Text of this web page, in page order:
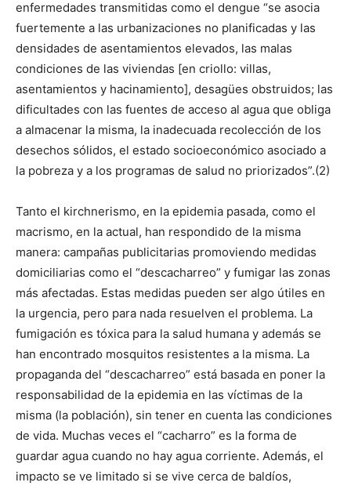
enfermedades transmitidas como el dengue “se asocia
fuertemente a las urbanizaciones no planificadas y las
densidades de asentamientos elevados, las malas
condiciones de las viviendas [en criollo: villas,
asentamientos y hacinamiento], desagües obstruidos; las
dificultades con las fuentes de acceso al agua que obliga
a almacenar la misma, la inadecuada recolección de los
desechos sólidos, el estado socioeconómico asociado a
la pobreza y a los programas de salud no priorizados”.(2)
Tanto el kirchnerismo, en la epidemia pasada, como el
macrismo, en la actual, han respondido de la misma
manera: campañas publicitarias promoviendo medidas
domiciliarias como el “descacharreo” y fumigar las zonas
más afectadas. Estas medidas pueden ser algo útiles en
la urgencia, pero para nada resuelven el problema. La
fumigación es tóxica para la salud humana y además se
han encontrado mosquitos resistentes a la misma. La
propaganda del “descacharreo” está basada en poner la
responsabilidad de la epidemia en las víctimas de la
misma (la población), sin tener en cuenta las condiciones
de vida. Muchas veces el “cacharro” es la forma de
guardar agua cuando no hay agua corriente. Además, el
impacto se ve limitado si se vive cerca de baldíos,